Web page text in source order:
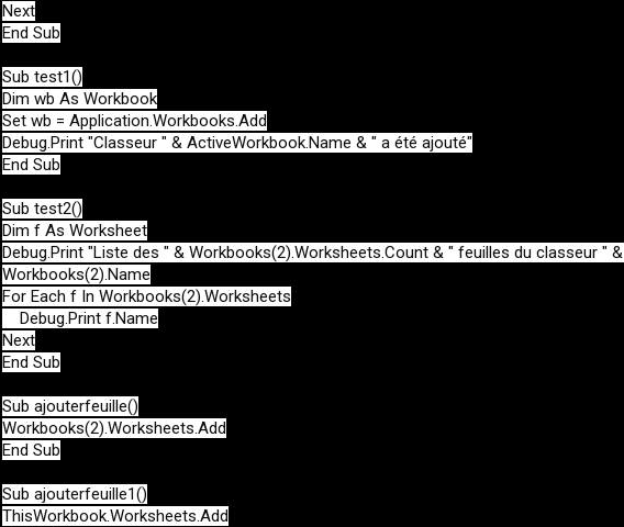
Next
End Sub
Sub test1()
Dim wb As Workbook
Set wb = Application.Workbooks.Add
Debug.Print "Classeur " & ActiveWorkbook.Name & " a été ajouté"
End Sub
Sub test2()
Dim f As Worksheet
Debug.Print "Liste des " & Workbooks(2).Worksheets.Count & " feuilles du classeur " &
Workbooks(2).Name
For Each f In Workbooks(2).Worksheets
Next
End Sub
Sub ajouterfeuille()
Workbooks(2).Worksheets.Add
End Sub
Sub ajouterfeuille1()
ThisWorkbook.Worksheets.Add